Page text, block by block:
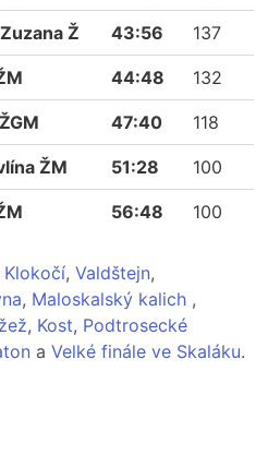
Ž 43:56 137
44:48 132
47:40 118
ŽM 51:28 100
56:48 100
Klokočí, Valdštejn,
, Maloskalský kalich ,
, Kost, Podtrosecké
a Velké finále ve Skaláku.